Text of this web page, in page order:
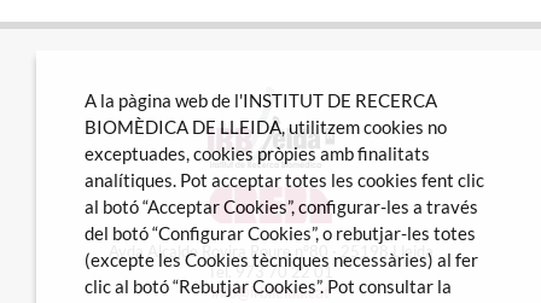
Avda Alcalde Rovira Roure nº80 · 25198 Lleida
Tel. 973 70 22 01
info@irblleida.cat
A la pàgina web de l'INSTITUT DE RECERCA
BIOMÈDICA DE LLEIDA, utilitzem cookies no
exceptuades, cookies pròpies amb finalitats
analítiques. Pot acceptar totes les cookies fent clic
al botó “Acceptar Cookies”, configurar-les a través
del botó “Configurar Cookies”, o rebutjar-les totes
(excepte les Cookies tècniques necessàries) al fer
clic al botó “Rebutjar Cookies”. Pot consultar la